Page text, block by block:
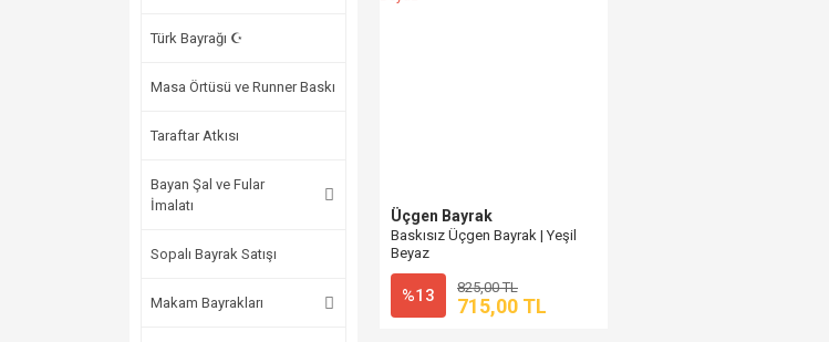
Türk Bayrağı ☪
Masa Örtüsü ve Runner Baskı
Taraftar Atkısı
Bayan Şal ve Fular
İmalatı
Sopalı Bayrak Satışı
Makam Bayrakları
Üçgen Bayrak
Baskısız Üçgen Bayrak | Yeşil
Beyaz
%13 825,00 TL
715,00 TL